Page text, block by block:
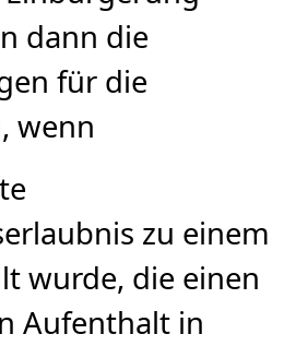
dann die
für die
wenn
zu einem
wurde, die einen
Aufenthalt in